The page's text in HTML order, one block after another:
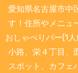
愛知県名古屋市中
す！住所やメニュ
おしゃべりバー(1
小路、栄４丁目、
スポット、カフェ